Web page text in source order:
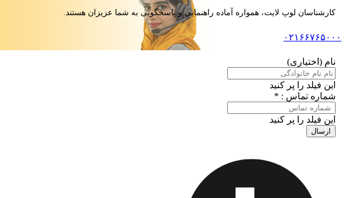
کارشناسان لوپ لایت، همواره آماده راهنمایی و پاسخگویی به شما عزیزان هستند.
۰۲۱۶۶۷۶۵۰۰۰
نام (اختیاری)
این فیلد را پر کنید
شماره تماس : *
این فیلد را پر کنید
ارسال